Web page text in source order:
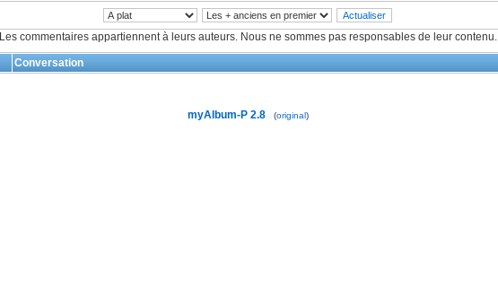
Les commentaires appartiennent à leurs auteurs. Nous ne sommes pas responsables de leur contenu.
Conversation
myAlbum-P 2.8 (original)